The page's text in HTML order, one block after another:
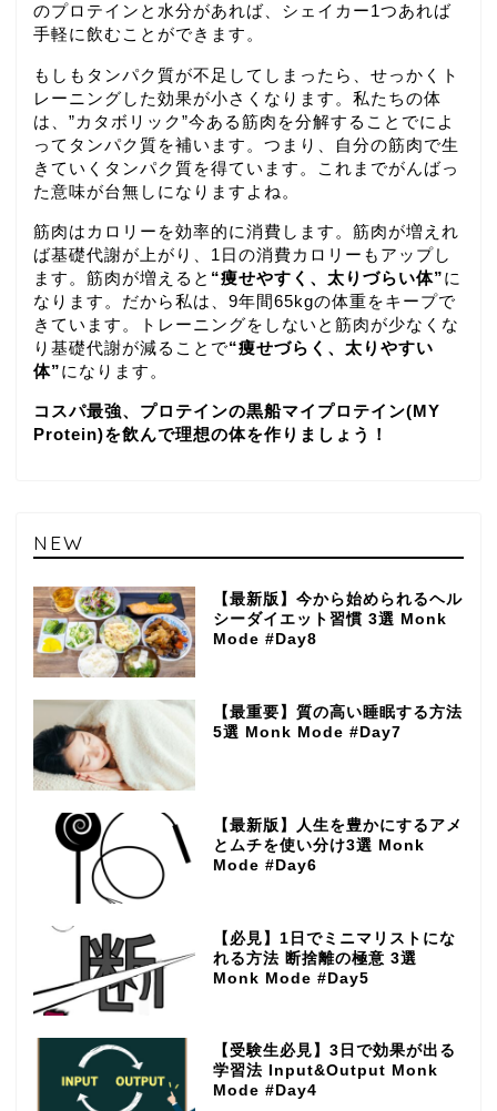
のプロテインと水分があれば、シェイカー1つあれば
手軽に飲むことができます。
もしもタンパク質が不足してしまったら、せっかくト
レーニングした効果が小さくなります。私たちの体
は、”カタボリック”今ある筋肉を分解することでによ
ってタンパク質を補います。つまり、自分の筋肉で生
きていくタンパク質を得ています。これまでがんばっ
た意味が台無しになりますよね。
筋肉はカロリーを効率的に消費します。筋肉が増えれ
ば基礎代謝が上がり、1日の消費カロリーもアップし
ます。筋肉が増えると “痩せやすく、太りづらい体”に
なります。だから私は、9年間65kgの体重をキープで
きています。トレーニングをしないと筋肉が少なくな
り基礎代謝が減ることで“痩せづらく、太りやすい
体”になります。
コスパ最強、プロテインの黒船マイプロテイン(MY
Protein)を飲んで理想の体を作りましょう！
NEW
【最新版】今から始められるヘル
シーダイエット習慣 3選 Monk
Mode #Day8
【最重要】質の高い睡眠する方法
5選 Monk Mode #Day7
【最新版】人生を豊かにするアメ
とムチを使い分け3選 Monk
Mode #Day6
【必見】1日でミニマリストにな
れる方法 断捨離の極意 3選
Monk Mode #Day5
【受験生必見】3日で効果が出る
学習法 Input&Output Monk
Mode #Day4